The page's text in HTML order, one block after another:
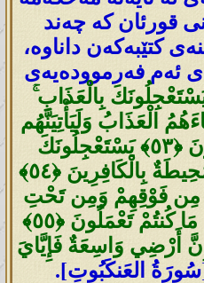
قورئان کە چەند
کتێبەکەن داناوە،
ئەم فەرموودەیەی
بِالْعَذَابِ
الْعَذَابُ وَلَيَأْتِيَنَّهُم
بَغْتَةً وَهُمْ لَا يَشْعُرُونَ ‎﴿٥٣﴾‏ يَسْتَعْجِلُونَكَ
بِالْعَذَابِ وَإِنَّ جَهَنَّمَ لَمُحِيطَةٌ بِالْكَافِرِينَ ‎﴿٥٤﴾‏
مِن فَوْقِهِمْ وَمِن تَحْتِ
أَرْجُلِهِمْ وَيَقُولُ ذُوقُوا مَا كُنتُمْ تَعْمَلُونَ ‎﴿٥٥﴾‏
إِنَّ أَرْضِي وَاسِعَةٌ فَإِيَّايَ
العَنكَبُوتِ].